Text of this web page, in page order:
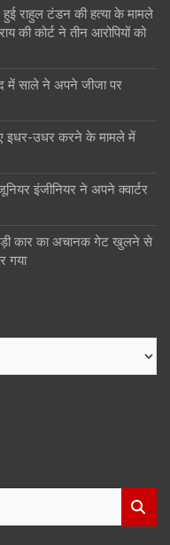
राहुल टंडन की हत्या के मामले
की कोर्ट ने तीन आरोपियों को
में साले ने अपने जीजा पर
इधर-उधर करने के मामले में
इंजीनियर ने अपने क्वार्टर
कार का अचानक गेट खुलने से
गया